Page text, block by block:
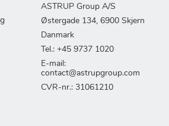
ASTRUP Group A/S
Østergade 134, 6900 Skjern
Danmark
Tel.: +45 9737 1020
E-mail:
contact@astrupgroup.com
CVR-nr.: 31061210